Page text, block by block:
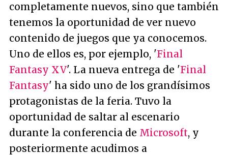
completamente nuevos, sino que también
tenemos la oportunidad de ver nuevo
contenido de juegos que ya conocemos.
Uno de ellos es, por ejemplo, 'Final
Fantasy XV'. La nueva entrega de 'Final
Fantasy' ha sido uno de los grandísimos
protagonistas de la feria. Tuvo la
oportunidad de saltar al escenario
durante la conferencia de Microsoft, y
posteriormente acudimos a